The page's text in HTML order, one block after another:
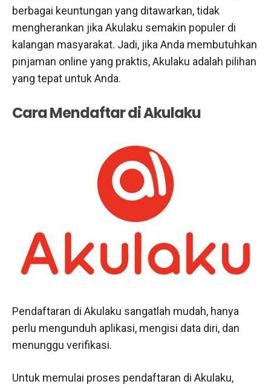
berbagai keuntungan yang ditawarkan, tidak
mengherankan jika Akulaku semakin populer di
kalangan masyarakat. Jadi, jika Anda membutuhkan
pinjaman online yang praktis, Akulaku adalah pilihan
yang tepat untuk Anda.
Cara Mendaftar di Akulaku
Pendaftaran di Akulaku sangatlah mudah, hanya
perlu mengunduh aplikasi, mengisi data diri, dan
menunggu verifikasi.
Untuk memulai proses pendaftaran di Akulaku,